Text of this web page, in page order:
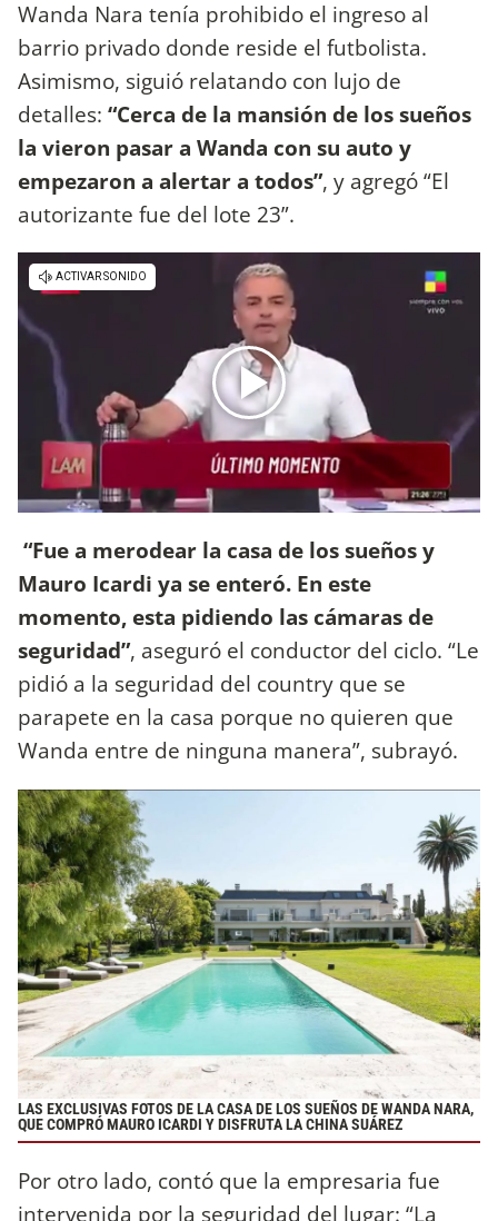
Wanda Nara tenía prohibido el ingreso al
barrio privado donde reside el futbolista.
Asimismo, siguió relatando con lujo de
detalles: “Cerca de la mansión de los sueños
la vieron pasar a Wanda con su auto y
empezaron a alertar a todos”, y agregó “El
autorizante fue del lote 23”.
“Fue a merodear la casa de los sueños y
Mauro Icardi ya se enteró. En este
momento, esta pidiendo las cámaras de
seguridad”, aseguró el conductor del ciclo. “Le
pidió a la seguridad del country que se
parapete en la casa porque no quieren que
Wanda entre de ninguna manera”, subrayó.
LAS EXCLUSIVAS FOTOS DE LA CASA DE LOS SUEÑOS DE WANDA NARA,
QUE COMPRÓ MAURO ICARDI Y DISFRUTA LA CHINA SUÁREZ
Por otro lado, contó que la empresaria fue
intervenida por la seguridad del lugar: “La